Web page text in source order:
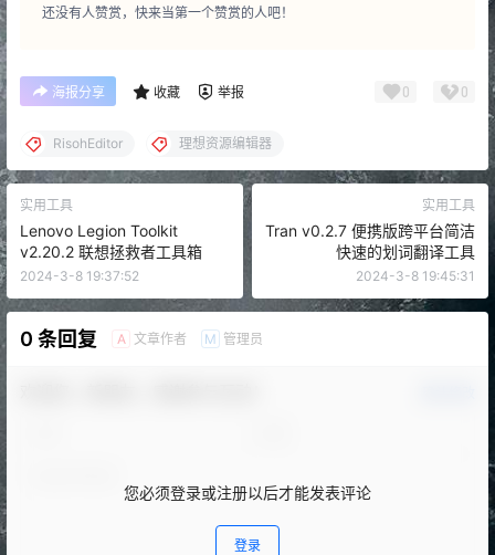
还没有人赞赏，快来当第一个赞赏的人吧！
海报分享 收藏 举报 0 0
RisohEditor 理想资源编辑器
实用工具
Lenovo Legion Toolkit
v2.20.2 联想拯救者工具箱
2024-3-8 19:37:52
实用工具
Tran v0.2.7 便携版跨平台简洁
快速的划词翻译工具
2024-3-8 19:45:31
0 条回复 A 文章作者 M 管理员
您必须登录或注册以后才能发表评论
登录